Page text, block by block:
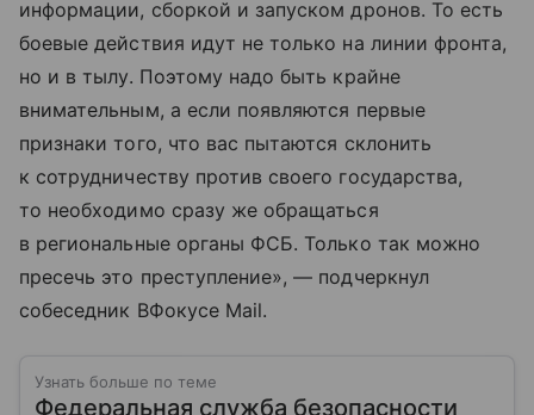
информации, сборкой и запуском дронов. То есть
боевые действия идут не только на линии фронта,
но и в тылу. Поэтому надо быть крайне
внимательным, а если появляются первые
признаки того, что вас пытаются склонить
к сотрудничеству против своего государства,
то необходимо сразу же обращаться
в региональные органы ФСБ. Только так можно
пресечь это преступление», — подчеркнул
собеседник ВФокусе Mail.
Узнать больше по теме
Федеральная служба безопасности